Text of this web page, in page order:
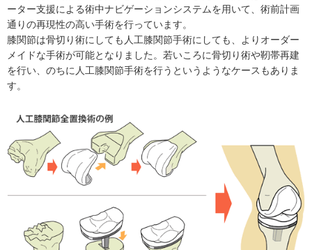
ーター支援による術中ナビゲーションシステムを用いて、術前計画
通りの再現性の高い手術を行っています。
膝関節は骨切り術にしても人工膝関節手術にしても、よりオーダー
メイドな手術が可能となりました。若いころに骨切り術や靭帯再建
を行い、のちに人工膝関節手術を行うというようなケースもありま
す。